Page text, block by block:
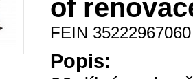
of
FEIN 35222967060
Popis: